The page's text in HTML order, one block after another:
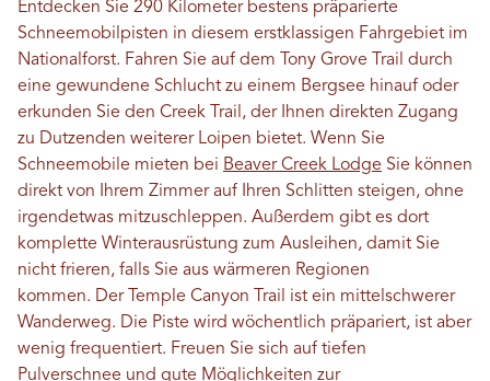
Entdecken Sie 290 Kilometer bestens präparierte
Schneemobilpisten in diesem erstklassigen Fahrgebiet im
Nationalforst. Fahren Sie auf dem Tony Grove Trail durch
eine gewundene Schlucht zu einem Bergsee hinauf oder
erkunden Sie den Creek Trail, der Ihnen direkten Zugang
zu Dutzenden weiterer Loipen bietet. Wenn Sie
Schneemobile mieten bei Beaver Creek Lodge Sie können
direkt von Ihrem Zimmer auf Ihren Schlitten steigen, ohne
irgendetwas mitzuschleppen. Außerdem gibt es dort
komplette Winterausrüstung zum Ausleihen, damit Sie
nicht frieren, falls Sie aus wärmeren Regionen
kommen. Der Temple Canyon Trail ist ein mittelschwerer
Wanderweg. Die Piste wird wöchentlich präpariert, ist aber
wenig frequentiert. Freuen Sie sich auf tiefen
Pulverschnee und gute Möglichkeiten zur